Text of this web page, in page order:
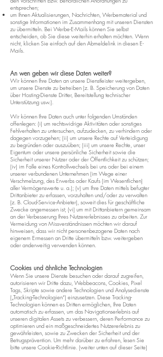
entsprechen;
um Ihnen Aktualisierungen, Nachrichten, Werbematerial und
sonstige Informationen im Zusammenhang mit unseren Diensten
zu übermitteln. Bei Werbe-E-Mails können Sie selbst
entscheiden, ob Sie diese weiterhin erhalten möchten. Wenn
nicht, klicken Sie einfach auf den Abmeldelink in diesen E-
Mails.
An wen geben wir diese Daten weiter?
Wir können Ihre Daten an unsere Dienstleister weitergeben,
um unsere Dienste zu betreiben (z. B. Speicherung von Daten
über Hosting-Dienste Dritter, Bereitstellung technischer
Unterstützung usw.).
Wir können Ihre Daten auch unter folgenden Umständen
offenlegen: (i) um rechtswidrige Aktivitäten oder sonstiges
Fehlverhalten zu untersuchen, aufzudecken, zu verhindern oder
dagegen vorzugehen; (ii) um unsere Rechte auf Verteidigung
zu begründen oder auszuüben; (iii) um unsere Rechte, unser
Eigentum oder unsere persönliche Sicherheit sowie die
Sicherheit unserer Nutzer oder der Öffentlichkeit zu schützen;
(iv) im Falle eines Kontrollwechsels bei uns oder bei einem
unserer verbundenen Unternehmen (im Wege einer
Verschmelzung, des Erwerbs oder Kaufs (im Wesentlichen)
aller Vermögenswerte u. a.); (v) um Ihre Daten mittels befugter
Drittanbieter zu erfassen, vorzuhalten und/oder zu verwalten
(z. B. Cloud-Service-Anbieter), soweit dies für geschäftliche
Zwecke angemessen ist; (vi) um mit Drittanbietern gemeinsam
an der Verbesserung Ihres Nutzererlebnisses zu arbeiten. Zur
Vermeidung von Missverständnissen möchten wir darauf
hinweisen, dass wir nicht personenbezogene Daten nach
eigenem Ermessen an Dritte übermitteln bzw. weitergeben
oder anderweitig verwenden können.
Cookies und ähnliche Technologien
Wenn Sie unsere Dienste besuchen oder darauf zugreifen,
autorisieren wir Dritte dazu, Webbeacons, Cookies, Pixel
Tags, Skripte sowie andere Technologien und Analysedienste
(„Tracking-Technologien“) einzusetzen. Diese Tracking-
Technologien können es Dritten ermöglichen, Ihre Daten
automatisch zu erfassen, um das Navigationserlebnis auf
unseren digitalen Assets zu verbessern, deren Performance zu
optimieren und ein maßgeschneidertes Nutzererlebnis zu
gewährleisten, sowie zu Zwecken der Sicherheit und der
Betrugsprävention. Um mehr darüber zu erfahren, lesen Sie
bitte unsere Cookie-Richtlinie. (weiter unten auf dieser Seite)